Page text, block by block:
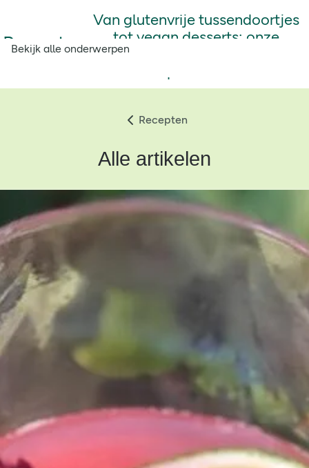
Recepten
Van glutenvrije tussendoortjes
tot vegan desserts: onze
voedzame recepten als
Bekijk alle onderwerpen
Recepten
Alle artikelen